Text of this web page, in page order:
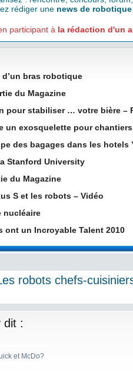
rédiger une news de robotique
participant à la rédaction d'un
bras robotique
du Magazine
pour stabiliser … votre bière –
un exosquelette pour chantiers
des bagages dans les hotels
Stanford University
du Magazine
S et les robots – Vidéo
nucléaire
ont un Incroyable Talent 2010
robots chefs-
dit :
et McDo?